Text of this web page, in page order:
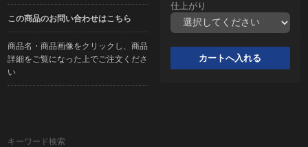
この商品のお問い合わせはこちら
商品名・商品画像をクリックし、商品
詳細をご覧になった上でご注文くださ
い
仕上がり
キーワード検索